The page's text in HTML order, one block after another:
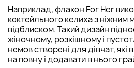
Наприклад, флакон For Her
коктейльного келиха з ніжним
відблиском. Такий дизайн
жіночному, розкішному і
немов створені для дівчат, які
на повну і додавати в нього